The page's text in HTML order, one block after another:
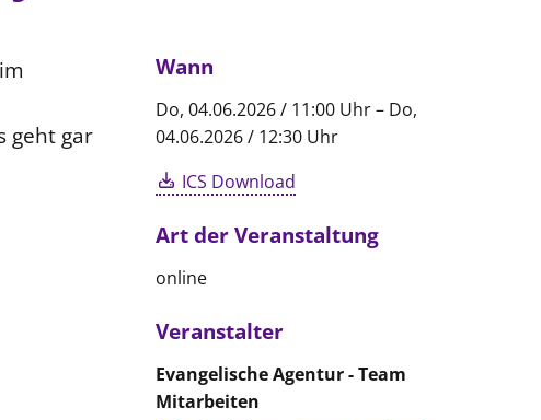
Wann
Do, 04.06.2026 / 11:00 Uhr – Do,
04.06.2026 / 12:30 Uhr
ICS Download
Art der Veranstaltung
online
Veranstalter
Evangelische Agentur - Team
Mitarbeiten
geht gar